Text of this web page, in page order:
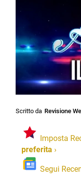
Scritto da Revisione
Imposta
preferita ›
Segui